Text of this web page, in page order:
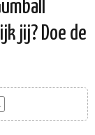
jij? Doe de